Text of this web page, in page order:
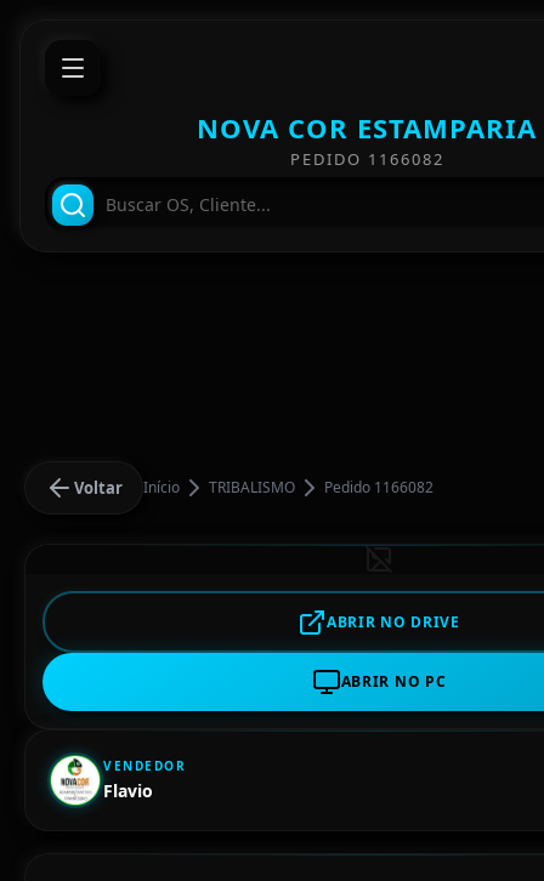
NOVA COR ESTAMPARIA
PEDIDO 1166082
Voltar Início TRIBALISMO Pedido 1166082
ABRIR NO DRIVE
ABRIR NO PC
VENDEDOR
Flavio